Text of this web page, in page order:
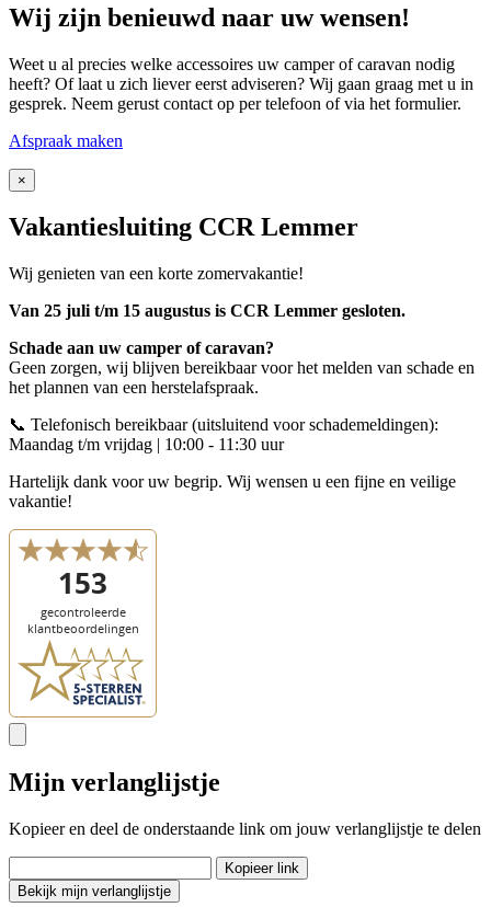
Wij zijn benieuwd naar uw wensen!
Weet u al precies welke accessoires uw camper of caravan nodig
heeft? Of laat u zich liever eerst adviseren? Wij gaan graag met u in
gesprek. Neem gerust contact op per telefoon of via het formulier.
Afspraak maken
×
Vakantiesluiting CCR Lemmer
Wij genieten van een korte zomervakantie!
Van 25 juli t/m 15 augustus is CCR Lemmer gesloten.
Schade aan uw camper of caravan?
Geen zorgen, wij blijven bereikbaar voor het melden van schade en
het plannen van een herstelafspraak.
📞 Telefonisch bereikbaar (uitsluitend voor schademeldingen):
Maandag t/m vrijdag | 10:00 - 11:30 uur
Hartelijk dank voor uw begrip. Wij wensen u een fijne en veilige
vakantie!
Mijn verlanglijstje
Kopieer en deel de onderstaande link om jouw verlanglijstje te delen
Kopieer link
Bekijk mijn verlanglijstje